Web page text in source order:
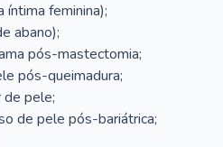
íntima feminina);
abano);
pós-mastectomia;
pós-queimadura;
de pele;
de pele pós-bariátrica;